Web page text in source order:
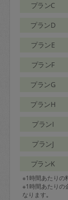
プランC
プランD
プランE
プランF
プランG
プランH
プランI
プランJ
プランK
※1時間あたりの
※1時間あたりの
なります｡